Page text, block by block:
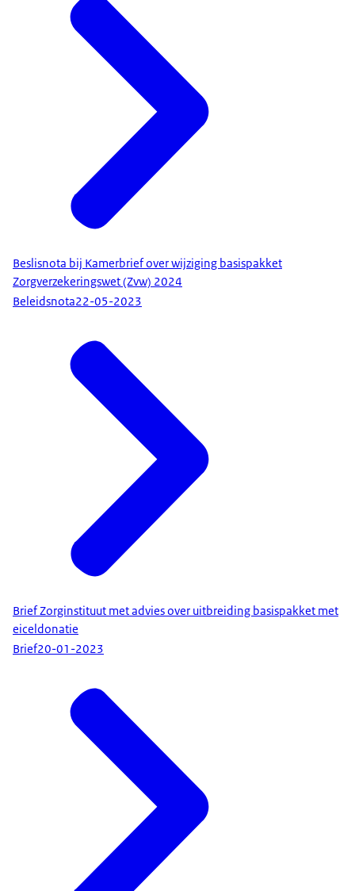
Beslisnota bij Kamerbrief over wijziging basispakket
Zorgverzekeringswet (Zvw) 2024
Beleidsnota22-05-2023
Brief Zorginstituut met advies over uitbreiding basispakket met
eiceldonatie
Brief20-01-2023